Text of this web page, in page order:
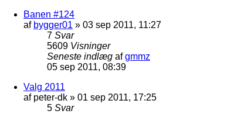
Banen #124
af bygger01 » 03 sep 2011, 11:27
7 Svar
5609 Visninger
Seneste indlæg afgmmz
05 sep 2011, 08:39
Valg 2011
af peter-dk » 01 sep 2011, 17:25
5 Svar